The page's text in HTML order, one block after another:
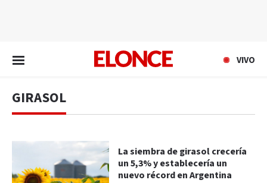
VIVO
GIRASOL
La siembra de girasol crecería
un 5,3% y establecería un
nuevo récord en Argentina